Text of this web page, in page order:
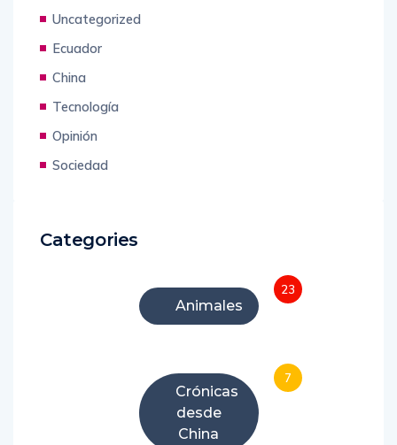
Uncategorized
Ecuador
China
Tecnología
Opinión
Sociedad
Categories
Animales
23
Crónicas
desde
China
7